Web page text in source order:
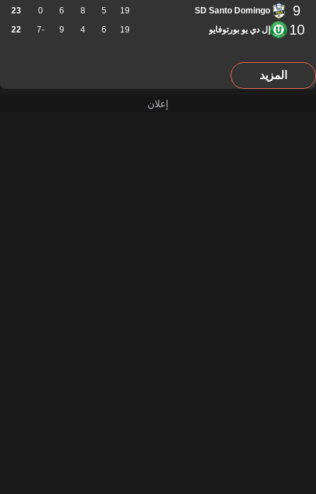
9
SD Santo Domingo
19
5
8
6
0
23
10 إل دي يو بورتوفايو 19
6
4
9
-7
22
المزيد